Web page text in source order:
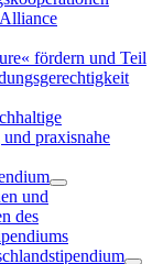
fördern und Teil
praxisnahe
und
des